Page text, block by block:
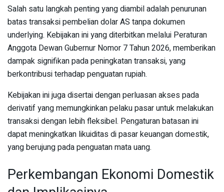
Salah satu langkah penting yang diambil adalah penurunan
batas transaksi pembelian dolar AS tanpa dokumen
underlying. Kebijakan ini yang diterbitkan melalui Peraturan
Anggota Dewan Gubernur Nomor 7 Tahun 2026, memberikan
dampak signifikan pada peningkatan transaksi, yang
berkontribusi terhadap penguatan rupiah.
Kebijakan ini juga disertai dengan perluasan akses pada
derivatif yang memungkinkan pelaku pasar untuk melakukan
transaksi dengan lebih fleksibel. Pengaturan batasan ini
dapat meningkatkan likuiditas di pasar keuangan domestik,
yang berujung pada penguatan mata uang.
Perkembangan Ekonomi Domestik